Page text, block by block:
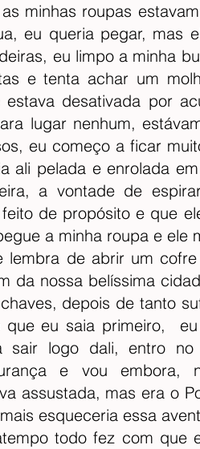
minhas roupas
eu queria pegar, mas
eu limpo a minha
e tenta achar um
desativada por
lugar nenhum,
eu começo a ficar
ali pelada e enrolada
a vontade de
de propósito e que
a minha roupa e ele
lembra de abrir um
da nossa belíssima
depois de tanto
eu saia primeiro,
sair logo dali, entro
e vou embora,
assustada, mas era o
esqueceria essa
todo fez com que